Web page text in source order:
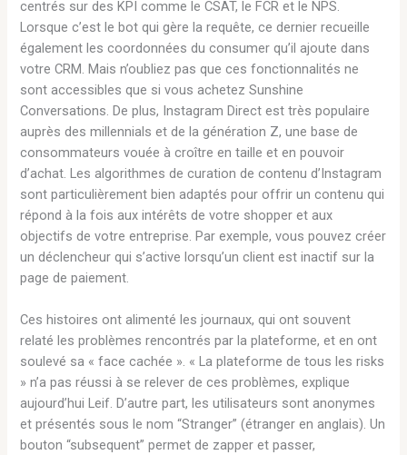
centrés sur des KPI comme le CSAT, le FCR et le NPS.
Lorsque c’est le bot qui gère la requête, ce dernier recueille
également les coordonnées du consumer qu’il ajoute dans
votre CRM. Mais n’oubliez pas que ces fonctionnalités ne
sont accessibles que si vous achetez Sunshine
Conversations. De plus, Instagram Direct est très populaire
auprès des millennials et de la génération Z, une base de
consommateurs vouée à croître en taille et en pouvoir
d’achat. Les algorithmes de curation de contenu d’Instagram
sont particulièrement bien adaptés pour offrir un contenu qui
répond à la fois aux intérêts de votre shopper et aux
objectifs de votre entreprise. Par exemple, vous pouvez créer
un déclencheur qui s’active lorsqu’un client est inactif sur la
page de paiement.
Ces histoires ont alimenté les journaux, qui ont souvent
relaté les problèmes rencontrés par la plateforme, et en ont
soulevé sa « face cachée ». « La plateforme de tous les risks
» n’a pas réussi à se relever de ces problèmes, explique
aujourd’hui Leif. D’autre part, les utilisateurs sont anonymes
et présentés sous le nom “Stranger” (étranger en anglais). Un
bouton “subsequent” permet de zapper et passer,